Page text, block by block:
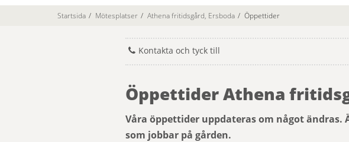
Startsida / Mötesplatser / Athena fritidsgård, Ersboda / Öppettider
Kontakta och tyck till
Öppettider Athena
Våra öppettider uppdateras om något
som jobbar på gården.